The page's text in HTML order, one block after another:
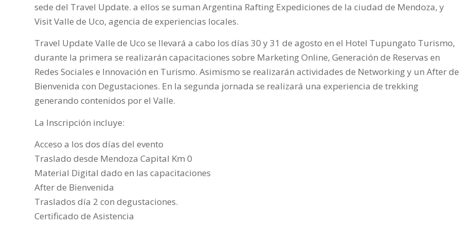
sede del Travel Update. a ellos se suman Argentina Rafting Expediciones de la ciudad de Mendoza, y
Visit Valle de Uco, agencia de experiencias locales.
Travel Update Valle de Uco se llevará a cabo los días 30 y 31 de agosto en el Hotel Tupungato Turismo,
durante la primera se realizarán capacitaciones sobre Marketing Online, Generación de Reservas en
Redes Sociales e Innovación en Turismo. Asimismo se realizarán actividades de Networking y un After de
Bienvenida con Degustaciones. En la segunda jornada se realizará una experiencia de trekking
generando contenidos por el Valle.
La Inscripción incluye:
Acceso a los dos días del evento
Traslado desde Mendoza Capital Km 0
Material Digital dado en las capacitaciones
After de Bienvenida
Traslados día 2 con degustaciones.
Certificado de Asistencia